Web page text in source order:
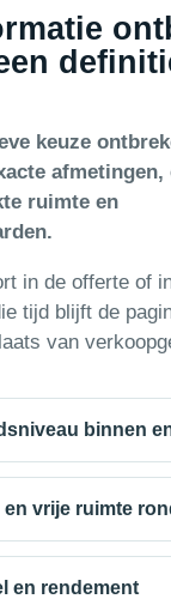
keuze
afmetingen,
ruimte en
in de offerte of
tijd blijft de
van
binnen
vrije ruimte
en rendement